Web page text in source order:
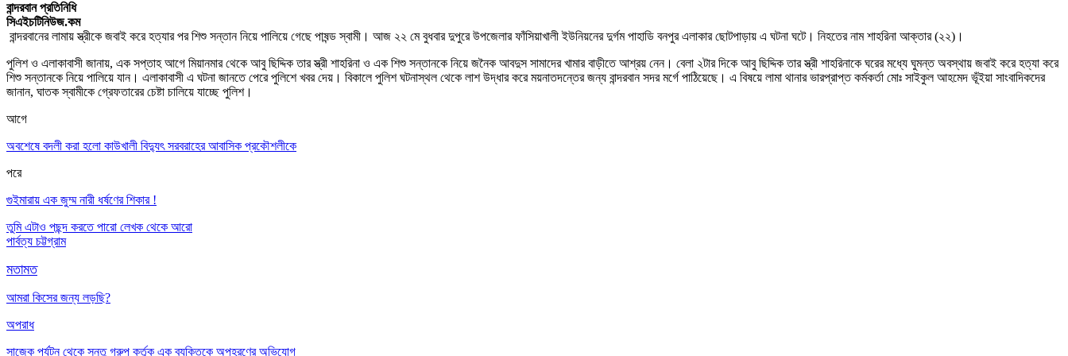
বান্দরবান প্রতিনিধি
সিএইচটিনিউজ.কম
বান্দরবানের লামায় স্ত্রীকে জবাই করে হত্যার পর শিশু সন্তান নিয়ে পালিয়ে গেছে পাষন্ড স্বামী। আজ ২২ মে বুধবার দুপুরে উপজেলার ফাঁসিয়াখালী ইউনিয়নের দুর্গম পাহাডি বনপুর এলাকার ছোটপাড়ায় এ ঘটনা ঘটে। নিহতের নাম শাহরিনা আক্তার (২২)।
পুলিশ ও এলাকাবাসী জানায়, এক সপ্তাহ আগে মিয়ানমার থেকে আবু ছিদ্দিক তার স্ত্রী শাহরিনা ও এক শিশু সন্তানকে নিয়ে জনৈক আবদুস সামাদের খামার বাড়ীতে আশ্রয় নেন। বেলা ২টার দিকে আবু ছিদ্দিক তার স্ত্রী শাহরিনাকে ঘরের মধ্যে ঘুমন্ত অবস্থায় জবাই করে হত্যা করে
শিশু সন্তানকে নিয়ে পালিয়ে যান। এলাকাবাসী এ ঘটনা জানতে পেরে পুলিশে খবর দেয়। বিকালে পুলিশ ঘটনাস্থল থেকে লাশ উদ্ধার করে ময়নাতদন্তের জন্য বান্দরবান সদর মর্গে পাঠিয়েছে। এ বিষয়ে লামা থানার ভারপ্রাপ্ত কর্মকর্তা মোঃ সাইকুল আহমেদ ভূঁইয়া সাংবাদিকদের
জানান, ঘাতক স্বামীকে গ্রেফতারের চেষ্টা চালিয়ে যাচ্ছে পুলিশ।
আগে
অবশেষে বদলী করা হলো কাউখালী বিদ্যুৎ সরবরাহের আবাসিক প্রকৌশলীকে
পরে
গুইমারায় এক জুম্ম নারী ধর্ষণের শিকার !
তুমি এটাও পছন্দ করতে পারো লেখক থেকে আরো
পার্বত্য চট্টগ্রাম
মতামত
আমরা কিসের জন্য লড়ছি?
অপরাধ
সাজেক পর্যটন থেকে সন্তু গ্রুপ কর্তৃক এক ব্যক্তিকে অপহরণের অভিযোগ